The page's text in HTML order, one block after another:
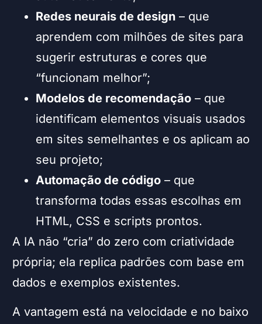
Redes neurais de design – que
aprendem com milhões de sites para
sugerir estruturas e cores que
“funcionam melhor”;
Modelos de recomendação – que
identificam elementos visuais usados
em sites semelhantes e os aplicam ao
seu projeto;
Automação de código – que
transforma todas essas escolhas em
HTML, CSS e scripts prontos.
A IA não “cria” do zero com criatividade
própria; ela replica padrões com base em
dados e exemplos existentes.
A vantagem está na velocidade e no baixo